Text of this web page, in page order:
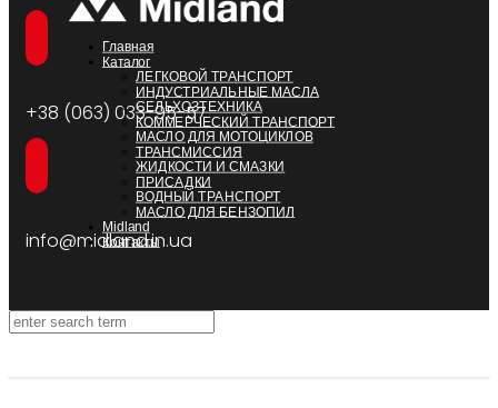
+38 (063) 033-95-57
info@midland.in.ua
Главная
Каталог
ЛЕГКОВОЙ ТРАНСПОРТ
ИНДУСТРИАЛЬНЫЕ МАСЛА
СЕЛЬХОЗТЕХНИКА
КОММЕРЧЕСКИЙ ТРАНСПОРТ
МАСЛО ДЛЯ МОТОЦИКЛОВ
ТРАНСМИССИЯ
ЖИДКОСТИ И СМАЗКИ
ПРИСАДКИ
ВОДНЫЙ ТРАНСПОРТ
МАСЛО ДЛЯ БЕНЗОПИЛ
Midland
Контакты